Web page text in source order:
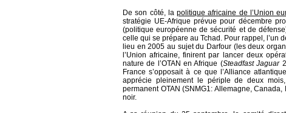
De son côté, la politique africaine de l’Union
stratégie UE-Afrique prévue pour décembre
(politique européenne de sécurité et de
celle qui se prépare au Tchad. Pour rappel, l’un
lieu en 2005 au sujet du Darfour (les deux
l’Union africaine, finirent par lancer deux
nature de l’OTAN en Afrique (Steadfast Jaguar
France s’opposait à ce que l’Alliance
apprécie pleinement le périple de deux
permanent OTAN (SNMG1: Allemagne,
noir.